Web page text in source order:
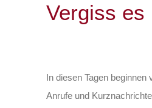
Vergiss es
In diesen Tagen beginnen
Anrufe und